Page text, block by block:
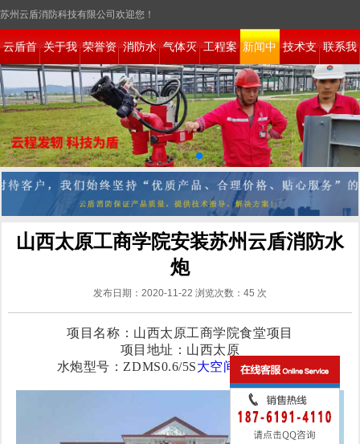
苏州云盾消防科技有限公司欢迎您！
网站地图 | RSS | XML | 新盘讯息
云盾首 关于我 荣誉资
质
消防水
炮系统
气体灭
火系统
工程案
例
新闻中
心
技术支
持
联系我
们
山西太原工商学院安装苏州云盾消防水
炮
发布日期：2020-11-22 浏览次数：45 次
项目名称：山西太原工商学院食堂项目
项目地址：山西太原
水炮型号：ZDMS0.6/5S大空间智能消防炮